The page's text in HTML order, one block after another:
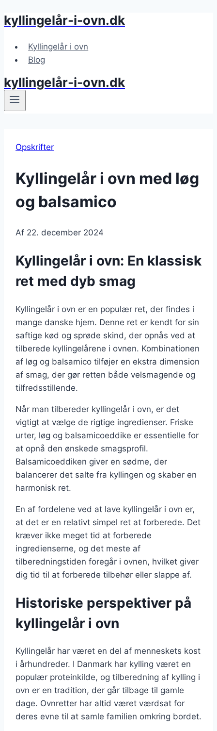
Fortsæt
indhold
kyllingelår-i-ovn.dk
Kyllingelår i ovn
Blog
kyllingelår-i-ovn.dk
Opskrifter
Kyllingelår i ovn med løg
og balsamico
Af 22. december 2024
Kyllingelår i ovn: En klassisk
ret med dyb smag
Kyllingelår i ovn er en populær ret, der findes i
mange danske hjem. Denne ret er kendt for sin
saftige kød og sprøde skind, der opnås ved at
tilberede kyllingelårene i ovnen. Kombinationen
af løg og balsamico tilføjer en ekstra dimension
af smag, der gør retten både velsmagende og
tilfredsstillende.
Når man tilbereder kyllingelår i ovn, er det
vigtigt at vælge de rigtige ingredienser. Friske
urter, løg og balsamicoeddike er essentielle for
at opnå den ønskede smagsprofil.
Balsamicoeddiken giver en sødme, der
balancerer det salte fra kyllingen og skaber en
harmonisk ret.
En af fordelene ved at lave kyllingelår i ovn er,
at det er en relativt simpel ret at forberede. Det
kræver ikke meget tid at forberede
ingredienserne, og det meste af
tilberedningstiden foregår i ovnen, hvilket giver
dig tid til at forberede tilbehør eller slappe af.
Historiske perspektiver på
kyllingelår i ovn
Kyllingelår har været en del af menneskets kost
i århundreder. I Danmark har kylling været en
populær proteinkilde, og tilberedning af kylling i
ovn er en tradition, der går tilbage til gamle
dage. Ovnretter har altid været værdsat for
deres evne til at samle familien omkring bordet.